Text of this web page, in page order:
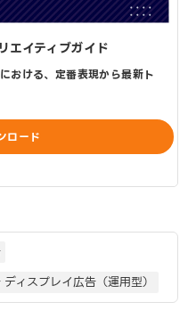
エイティブガイド
おける、定番表現から最新ト
ロード
ィスプレイ広告（運用型）